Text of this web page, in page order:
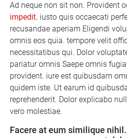
Ad neque non sit non. Provident
impedit. iusto quis occaecati
recusandae aperiam Eligendi
omnis eos quia. tempore velit
necessitatibus qui. Dolor
pariatur omnis Saepe omnis
provident. iure est quibusdam
quidem iste. Ut earum id
reprehenderit. Dolor explicabo
vero molestiae.
Facere at eum similique